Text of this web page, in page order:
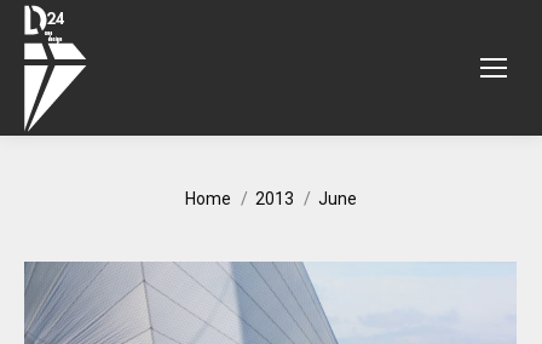
Home 2013 June